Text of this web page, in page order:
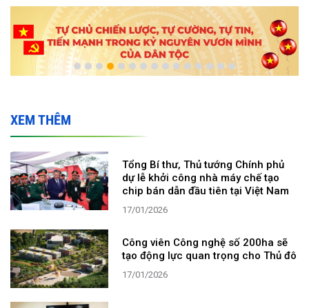
XEM THÊM
Tổng Bí thư, Thủ tướng Chính phủ
dự lễ khởi công nhà máy chế tạo
chip bán dẫn đầu tiên tại Việt Nam
17/01/2026
Công viên Công nghệ số 200ha sẽ
tạo động lực quan trọng cho Thủ đô
17/01/2026